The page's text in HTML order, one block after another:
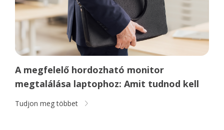
A megfelelő hordozható monitor
megtalálása laptophoz: Amit tudnod kell
Tudjon meg többet